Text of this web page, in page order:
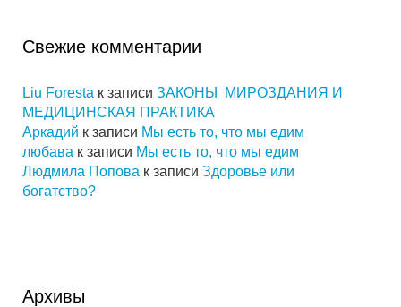
Свежие комментарии
Liu Foresta к записи ЗАКОНЫ МИРОЗДАНИЯ И
МЕДИЦИНСКАЯ ПРАКТИКА
Аркадий к записи Мы есть то, что мы едим
любава к записи Мы есть то, что мы едим
Людмила Попова к записи Здоровье или
богатство?
Архивы